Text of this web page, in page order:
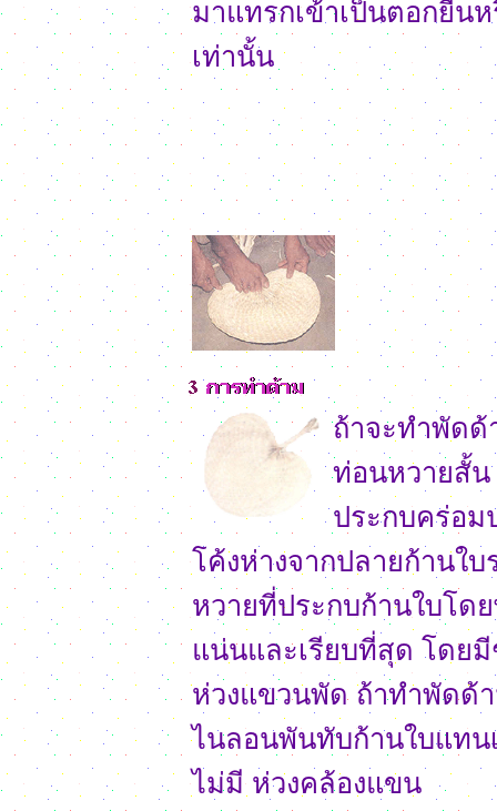
มาแทรกเข้าเป็นตอกยืน
เท่านั้น
ถ้าจะทำพัดด้
ท่อนหวายสั้น
ประกบคร่อม
โค้งห่างจากปลายก้านใ
หวายที่ประกบก้านใบโด
แน่นและเรียบที่สุด โดยมี
ห่วงแขวนพัด ถ้าทำพัดด้
ไนลอนพันทับก้านใบแท
ไม่มี ห่วงคล้องแขน